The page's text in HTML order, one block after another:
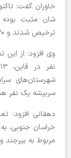
ترخیص شدند و ۳۰ نفر در بیمارستان‌ها بستری اند.
شهرستان‌های
سربیشه یک نفر
دهقانی افزود:
مربوط به بیرجند و ۴ مورد مربوط به طبس است..